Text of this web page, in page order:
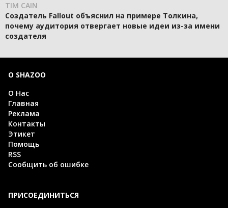
TIM CAIN
Создатель Fallout объяснил на примере Толкина,
почему аудитория отвергает новые идеи из-за имени
создателя
О SHAZOO
О Нас
Главная
Реклама
Контакты
Этикет
Помощь
RSS
Сообщить об ошибке
ПРИСОЕДИНИТЬСЯ